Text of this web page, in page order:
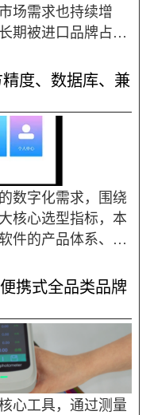
场需求也持续增
期被进口品牌占
多中小企业望而却
牌快速崛起，技术
度、数据库、兼
数字化需求，围绕
核心选型指标，本
件的产品体系、核
提供清晰、可落地
携式全品类品牌
心工具，通过测量